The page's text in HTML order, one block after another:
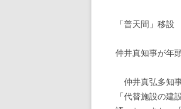
「普天間」移
仲井真知事が年
仲井真弘多知
「代替施設の